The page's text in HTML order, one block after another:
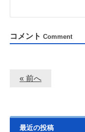
コメント Comment
« 前へ
最近の投稿